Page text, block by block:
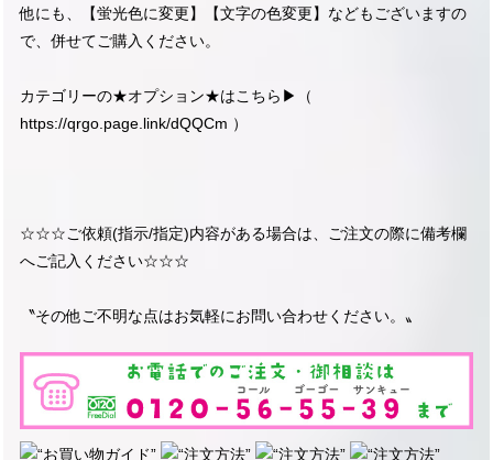
他にも、【蛍光色に変更】【文字の色変更】などもございますの
で、併せてご購入ください。
カテゴリーの★オプション★はこちら▶︎（
https://qrgo.page.link/dQQCm ）
☆☆☆ご依頼(指示/指定)内容がある場合は、ご注文の際に備考欄
へご記入ください☆☆☆
〝その他ご不明な点はお気軽にお問い合わせください。〟